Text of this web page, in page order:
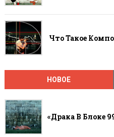
Что Такое
НОВОЕ
«Драка В Блоке